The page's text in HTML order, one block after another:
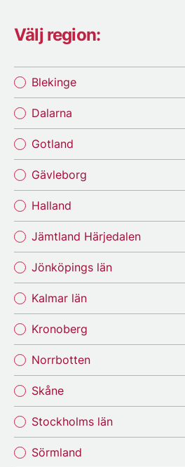
Välj region:
Blekinge
Dalarna
Gotland
Gävleborg
Halland
Jämtland Härjedalen
Jönköpings län
Kalmar län
Kronoberg
Norrbotten
Skåne
Stockholms län
Sörmland